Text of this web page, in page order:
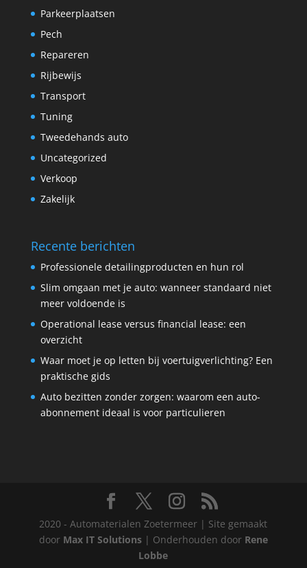
Parkeerplaatsen
Pech
Repareren
Rijbewijs
Transport
Tuning
Tweedehands auto
Uncategorized
Verkoop
Zakelijk
Recente berichten
Professionele detailingproducten en hun rol
Slim omgaan met je auto: wanneer standaard niet
meer voldoende is
Operational lease versus financial lease: een
overzicht
Waar moet je op letten bij voertuigverlichting? Een
praktische gids
Auto bezitten zonder zorgen: waarom een auto-
abonnement ideaal is voor particulieren
2020 - Automaterialen Zoetermeer | Site gemaakt
door Max IT Solutions| Onderhouden door Rene
Lobbe